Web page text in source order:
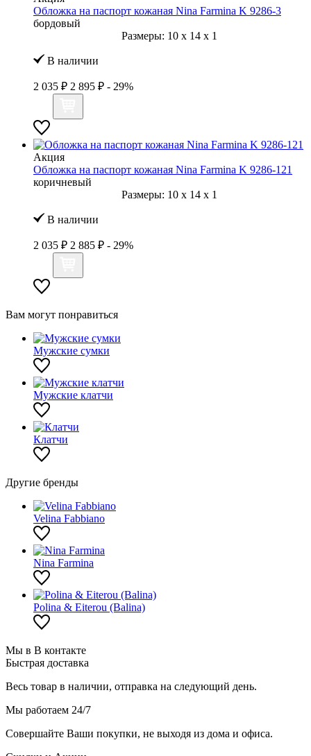
Обложка на паспорт кожаная Nina Farmina K 9286-3
бордовый
Размеры: 10 x 14 x 1
В наличии
2 035 ₽ 2 895 ₽ - 29%
Акция
Обложка на паспорт кожаная Nina Farmina K 9286-121
коричневый
Размеры: 10 x 14 x 1
В наличии
2 035 ₽ 2 885 ₽ - 29%
Вам могут понравиться
Мужские сумки
Мужские клатчи
Клатчи
Другие бренды
Velina Fabbiano
Nina Farmina
Polina & Eiterou (Balina)
Мы в В контакте
Быстрая доставка
Весь товар в наличии, отправка на следующий день.
Мы работаем 24/7
Совершайте Ваши покупки, не выходя из дома и офиса.